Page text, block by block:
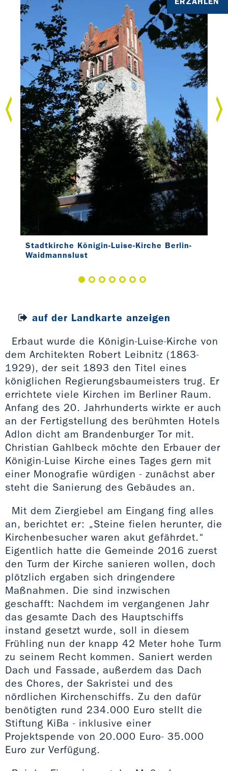
Stadtkirche Königin-Luise-Kirche Berlin-
Waidmannslust
auf der Landkarte anzeigen
Erbaut wurde die Königin-Luise-Kirche von
dem Architekten Robert Leibnitz (1863-
1929), der seit 1893 den Titel eines
königlichen Regierungsbaumeisters trug. Er
errichtete viele Kirchen im Berliner Raum.
Anfang des 20. Jahrhunderts wirkte er auch
an der Fertigstellung des berühmten Hotels
Adlon dicht am Brandenburger Tor mit.
Christian Gahlbeck möchte den Erbauer der
Königin-Luise Kirche eines Tages gern mit
einer Monografie würdigen - zunächst aber
steht die Sanierung des Gebäudes an.
Mit dem Ziergiebel am Eingang fing alles
an, berichtet er: „Steine fielen herunter, die
Kirchenbesucher waren akut gefährdet.“
Eigentlich hatte die Gemeinde 2016 zuerst
den Turm der Kirche sanieren wollen, doch
plötzlich ergaben sich dringendere
Maßnahmen. Die sind inzwischen
geschafft: Nachdem im vergangenen Jahr
das gesamte Dach des Hauptschiffs
instand gesetzt wurde, soll in diesem
Frühling nun der knapp 42 Meter hohe Turm
zu seinem Recht kommen. Saniert werden
Dach und Fassade, außerdem das Dach
des Chores, der Sakristei und des
nördlichen Kirchenschiffs. Zu den dafür
benötigten rund 234.000 Euro stellt die
Stiftung KiBa - inklusive einer
Projektspende von 20.000 Euro- 35.000
Euro zur Verfügung.